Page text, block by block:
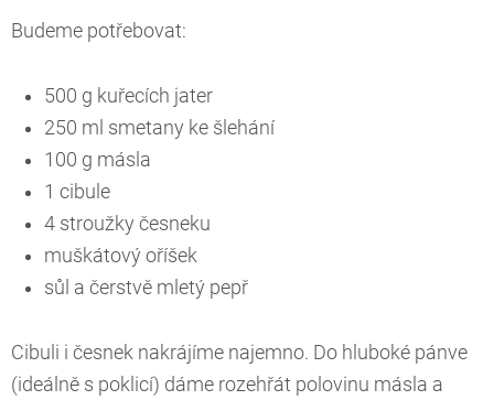
Budeme potřebovat:
500 g kuřecích jater
250 ml smetany ke šlehání
100 g másla
1 cibule
4 stroužky česneku
muškátový oříšek
sůl a čerstvě mletý pepř
Cibuli i česnek nakrájíme najemno. Do hluboké pánve
(ideálně s poklicí) dáme rozehřát polovinu másla a